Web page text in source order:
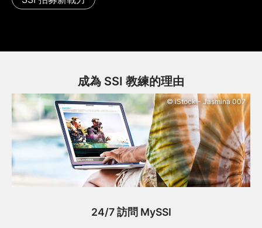
成為 SSI 教練的理由
© iStock - Jasmina 007
24/7 訪問 MySSI